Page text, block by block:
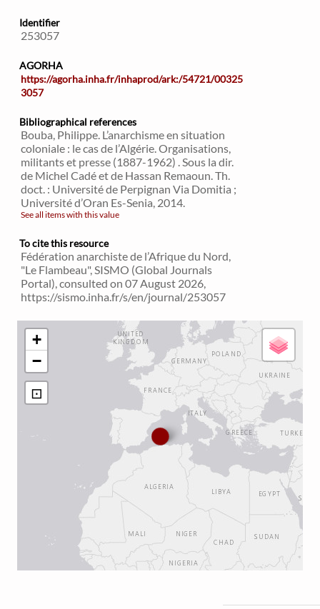
Identifier
253057
AGORHA
https://agorha.inha.fr/inhaprod/ark:/54721/00325
3057
Bibliographical references
Bouba, Philippe. L’anarchisme en situation
coloniale : le cas de l’Algérie. Organisations,
militants et presse (1887-1962) . Sous la dir.
de Michel Cadé et de Hassan Remaoun. Th.
doct. : Université de Perpignan Via Domitia ;
Université d’Oran Es-Senia, 2014.
See all items with this value
To cite this resource
Fédération anarchiste de l’Afrique du Nord,
"Le Flambeau", SISMO (Global Journals
Portal), consulted on 07 August 2026,
https://sismo.inha.fr/s/en/journal/253057
+
−
⊡